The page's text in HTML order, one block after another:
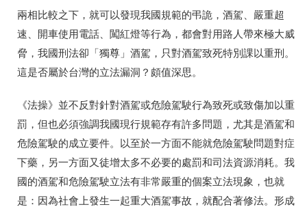
兩相比較之下，就可以發現我國規範的弔詭，酒駕、嚴重超
速、開車使用電話、闖紅燈等行為，都會對用路人帶來極大威
脅，我國刑法卻「獨尊」酒駕，只對酒駕致死特別課以重刑。
這是否屬於台灣的立法漏洞？頗值深思。
《法操》並不反對針對酒駕或危險駕駛行為致死或致傷加以重
罰，但也必須強調我國現行規範存有許多問題，尤其是酒駕和
危險駕駛的成立要件。以至於一方面不能就危險駕駛問題對症
下藥，另一方面又徒增太多不必要的處罰和司法資源消耗。我
國的酒駕和危險駕駛立法有非常嚴重的個案立法現象，也就
是：因為社會上發生一起重大酒駕事故，就配合著修法。形成